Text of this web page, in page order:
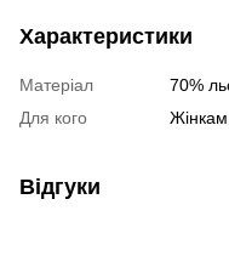
Характеристики
Матеріал
70%
Для кого
Жінкам
Відгуки